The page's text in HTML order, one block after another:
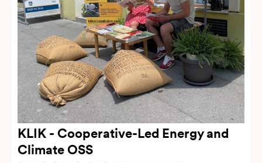
KLIK - Cooperative-Led Energy and
Climate OSS